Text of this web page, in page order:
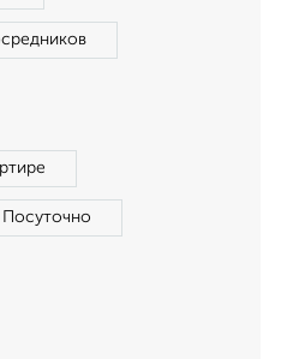
Посуточно